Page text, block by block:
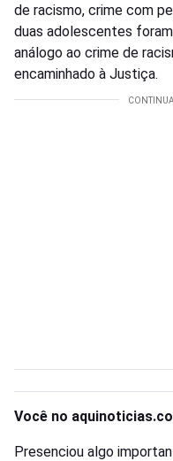
de racismo, crime com
duas adolescentes
análogo ao crime de
encaminhado à Justiça.
Você no
Presenciou algo